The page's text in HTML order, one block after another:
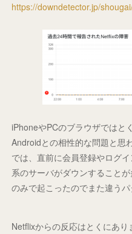
https://downdetector.jp/
iPhoneやPCのブラウザではと
Androidとの相性的な問題と思
では、直前に会員登録やログ
系のサーバがダウンすること
のみで起こったのでまた違うパ
Netflixからの反応はとくにあ